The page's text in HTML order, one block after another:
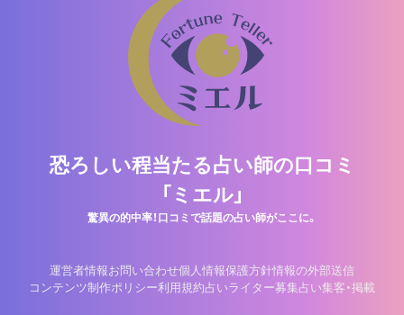
恐ろしい程当たる占い師の口コミ
「ミエル」
驚異の的中率！口コミで話題の占い師がここに。
運営者情報お問い合わせ個人情報保護方針情報の外部送信
コンテンツ制作ポリシー利用規約占いライター募集占い集客・掲載